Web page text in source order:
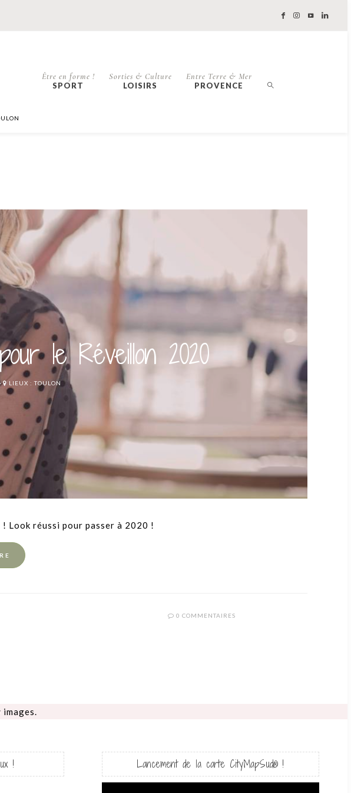
Être en forme !
SPORT
Sorties & Culture
LOISIRS
Entre Terre & Mer
PROVENCE
le Réveillon 2020
LIEUX :TOULON
Look réussi pour passer à 2020 !
0 COMMENTAIRES
! Lancement de la carte CityMapSud® !